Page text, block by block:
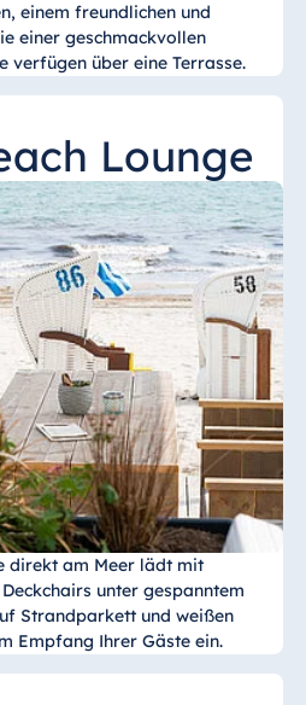
einem freundlichen und
einer geschmackvollen
verfügen über eine Terrasse.
Lounge
direkt am Meer lädt mit
unter gespanntem
Strandparkett und weißen
Empfang Ihrer Gäste ein.